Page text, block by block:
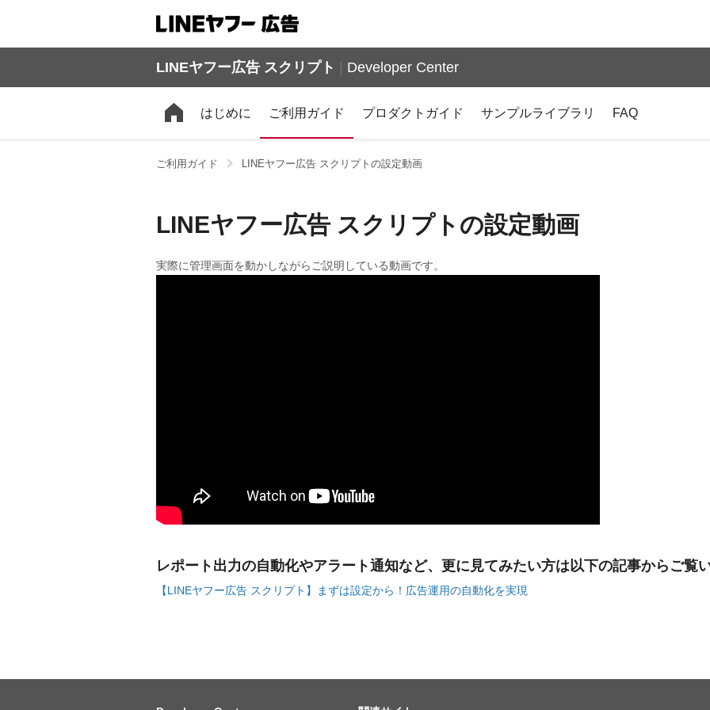
LINEヤフー広告 スクリプト Developer Center
はじめに ご利用ガイド プロダクトガイド サンプルライブラリ FAQ
ご利用ガイド LINEヤフー広告 スクリプトの設定動画
LINEヤフー広告 スクリプトの設定動画
実際に管理画面を動かしながらご説明している動画です。
レポート出力の自動化やアラート通知など、更に見てみたい方は以下の記事からご覧
【LINEヤフー広告 スクリプト】まずは設定から！広告運用の自動化を実現